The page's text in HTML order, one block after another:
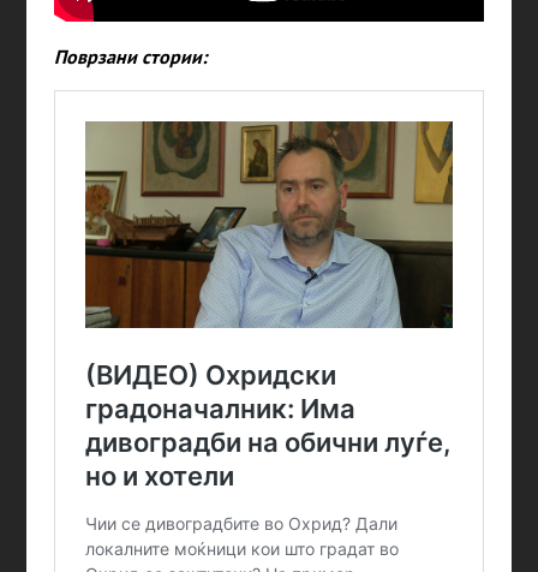
Поврзани стории: